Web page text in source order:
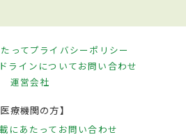
ってプライバシーポリシー
ラインについてお問い合わせ
運営会社
医療機関の方】
にあたって お問い合わせ